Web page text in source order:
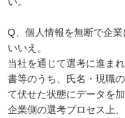
Q、個人情報を無断で企
いいえ。
当社を通じて選考に進ま
書等のうち、氏名・現職
て伏せた状態にデータを
企業側の選考プロセス上